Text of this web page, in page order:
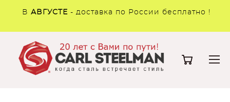
В АВГУСТЕ - доставка по России бесплатно !